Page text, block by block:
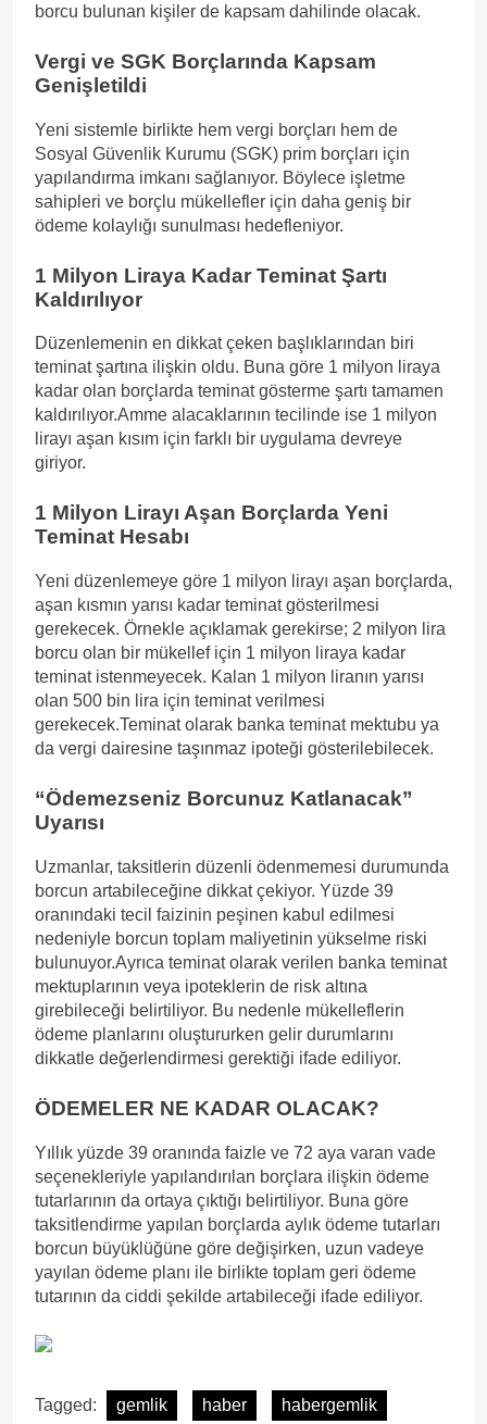
borcu bulunan kişiler de kapsam dahilinde olacak.
Vergi ve SGK Borçlarında Kapsam
Genişletildi
Yeni sistemle birlikte hem vergi borçları hem de
Sosyal Güvenlik Kurumu (SGK) prim borçları için
yapılandırma imkanı sağlanıyor. Böylece işletme
sahipleri ve borçlu mükellefler için daha geniş bir
ödeme kolaylığı sunulması hedefleniyor.
1 Milyon Liraya Kadar Teminat Şartı
Kaldırılıyor
Düzenlemenin en dikkat çeken başlıklarından biri
teminat şartına ilişkin oldu. Buna göre 1 milyon liraya
kadar olan borçlarda teminat gösterme şartı tamamen
kaldırılıyor.Amme alacaklarının tecilinde ise 1 milyon
lirayı aşan kısım için farklı bir uygulama devreye
giriyor.
1 Milyon Lirayı Aşan Borçlarda Yeni
Teminat Hesabı
Yeni düzenlemeye göre 1 milyon lirayı aşan borçlarda,
aşan kısmın yarısı kadar teminat gösterilmesi
gerekecek. Örnekle açıklamak gerekirse; 2 milyon lira
borcu olan bir mükellef için 1 milyon liraya kadar
teminat istenmeyecek. Kalan 1 milyon liranın yarısı
olan 500 bin lira için teminat verilmesi
gerekecek.Teminat olarak banka teminat mektubu ya
da vergi dairesine taşınmaz ipoteği gösterilebilecek.
“Ödemezseniz Borcunuz Katlanacak”
Uyarısı
Uzmanlar, taksitlerin düzenli ödenmemesi durumunda
borcun artabileceğine dikkat çekiyor. Yüzde 39
oranındaki tecil faizinin peşinen kabul edilmesi
nedeniyle borcun toplam maliyetinin yükselme riski
bulunuyor.Ayrıca teminat olarak verilen banka teminat
mektuplarının veya ipoteklerin de risk altına
girebileceği belirtiliyor. Bu nedenle mükelleflerin
ödeme planlarını oluştururken gelir durumlarını
dikkatle değerlendirmesi gerektiği ifade ediliyor.
ÖDEMELER NE KADAR OLACAK?
Yıllık yüzde 39 oranında faizle ve 72 aya varan vade
seçenekleriyle yapılandırılan borçlara ilişkin ödeme
tutarlarının da ortaya çıktığı belirtiliyor. Buna göre
taksitlendirme yapılan borçlarda aylık ödeme tutarları
borcun büyüklüğüne göre değişirken, uzun vadeye
yayılan ödeme planı ile birlikte toplam geri ödeme
tutarının da ciddi şekilde artabileceği ifade ediliyor.
Tagged: gemlik haber habergemlik